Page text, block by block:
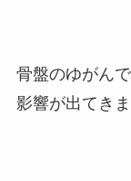
骨盤のゆがん
影響が出てきま